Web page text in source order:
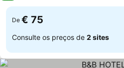
De € 75
Consulte os preços de 2 sites